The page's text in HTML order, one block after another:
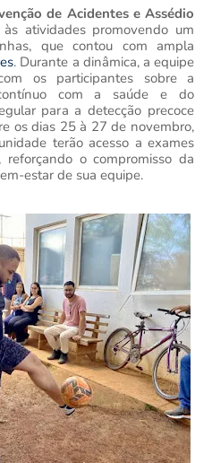
de Acidentes e Assédio
atividades promovendo um
que contou com ampla
. Durante a dinâmica, a equipe
os participantes sobre a
com a saúde e do
para a detecção precoce
os dias 25 à 27 de novembro,
terão acesso a exames
o compromisso da
estar de sua equipe.